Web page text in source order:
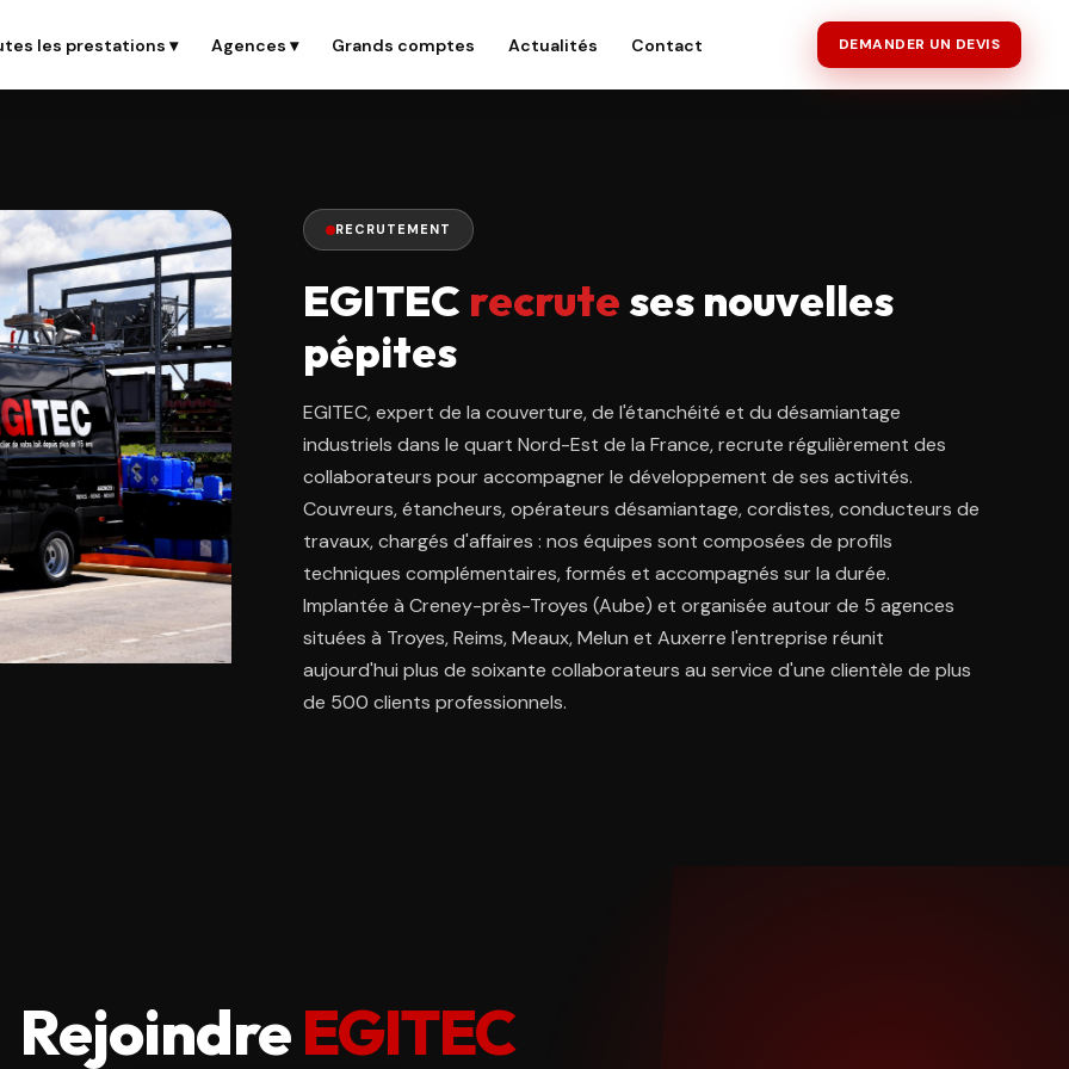
les prestations ▾ Agences ▾ Grands comptes Actualités Contact DEMANDER UN DEVIS
RECRUTEMENT
EGITEC recruteses nouvelles
pépites
EGITEC, expert de la couverture, de l'étanchéité et du désamiantage
industriels dans le quart Nord-Est de la France, recrute régulièrement des
collaborateurs pour accompagner le développement de ses activités.
Couvreurs, étancheurs, opérateurs désamiantage, cordistes, conducteurs de
travaux, chargés d'affaires : nos équipes sont composées de profils
techniques complémentaires, formés et accompagnés sur la durée.
Implantée à Creney-près-Troyes (Aube) et organisée autour de 5 agences
situées à Troyes, Reims, Meaux, Melun et Auxerre l'entreprise réunit
aujourd'hui plus de soixante collaborateurs au service d'une clientèle de plus
de 500 clients professionnels.
RejoindreEGITEC